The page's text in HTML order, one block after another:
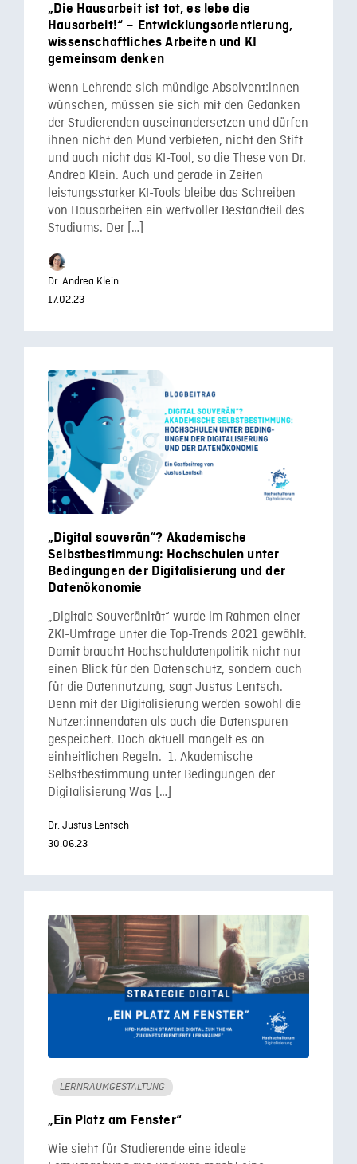
„Die Hausarbeit ist tot, es lebe die
Hausarbeit!“ – Entwicklungsorientierung,
wissenschaftliches Arbeiten und KI
gemeinsam denken
Wenn Lehrende sich mündige Absolvent:innen
wünschen, müssen sie sich mit den Gedanken
der Studierenden auseinandersetzen und dürfen
ihnen nicht den Mund verbieten, nicht den Stift
und auch nicht das KI-Tool, so die These von Dr.
Andrea Klein. Auch und gerade in Zeiten
leistungsstarker KI-Tools bleibe das Schreiben
von Hausarbeiten ein wertvoller Bestandteil des
Studiums. Der […]
Dr. Andrea Klein
17.02.23
„Digital souverän“? Akademische
Selbstbestimmung: Hochschulen unter
Bedingungen der Digitalisierung und der
Datenökonomie
„Digitale Souveränität“ wurde im Rahmen einer
ZKI-Umfrage unter die Top-Trends 2021 gewählt.
Damit braucht Hochschuldatenpolitik nicht nur
einen Blick für den Datenschutz, sondern auch
für die Datennutzung, sagt Justus Lentsch.
Denn mit der Digitalisierung werden sowohl die
Nutzer:innendaten als auch die Datenspuren
gespeichert. Doch aktuell mangelt es an
einheitlichen Regeln. 1. Akademische
Selbstbestimmung unter Bedingungen der
Digitalisierung Was […]
Dr. Justus Lentsch
30.06.23
LERNRAUMGESTALTUNG
„Ein Platz am Fenster“
Wie sieht für Studierende eine ideale